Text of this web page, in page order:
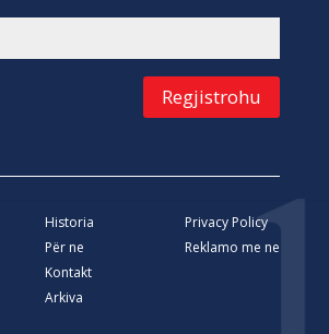
Regjistrohu
Historia
Për ne
Kontakt
Arkiva
Privacy Policy
Reklamo me ne